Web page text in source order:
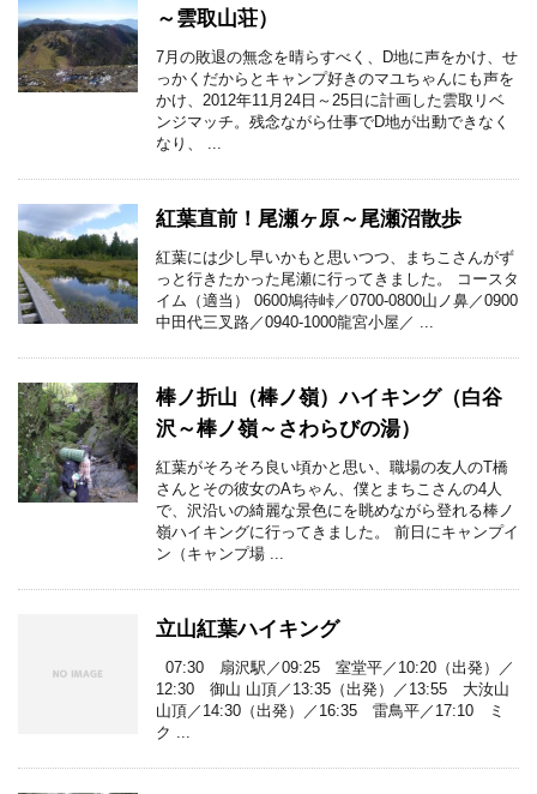
～雲取山荘）
7月の敗退の無念を晴らすべく、D地に声をかけ、せ
っかくだからとキャンプ好きのマユちゃんにも声を
かけ、2012年11月24日～25日に計画した雲取リベ
ンジマッチ。残念ながら仕事でD地が出動できなく
なり、 ...
紅葉直前！尾瀬ヶ原～尾瀬沼散歩
紅葉には少し早いかもと思いつつ、まちこさんがず
っと行きたかった尾瀬に行ってきました。 コースタ
イム（適当） 0600鳩待峠／0700-0800山ノ鼻／0900
中田代三叉路／0940‐1000龍宮小屋／ ...
棒ノ折山（棒ノ嶺）ハイキング（白谷
沢～棒ノ嶺～さわらびの湯）
紅葉がそろそろ良い頃かと思い、職場の友人のT橋
さんとその彼女のAちゃん、僕とまちこさんの4人
で、沢沿いの綺麗な景色にを眺めながら登れる棒ノ
嶺ハイキングに行ってきました。 前日にキャンプイ
ン（キャンプ場 ...
立山紅葉ハイキング
07:30 扇沢駅／09:25 室堂平／10:20（出発）／
12:30 御山 山頂／13:35（出発）／13:55 大汝山
山頂／14:30（出発）／16:35 雷鳥平／17:10 ミ
ク ...